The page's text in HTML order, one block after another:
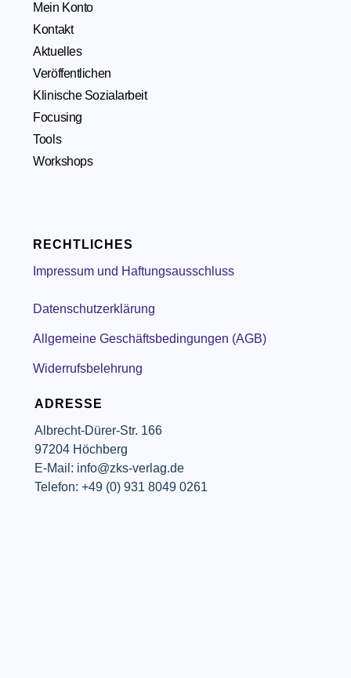
ADRESSE
Albrecht-Dürer-Str. 166
97204 Höchberg
E-Mail: info@zks-verlag.de
Telefon: +49 (0) 931 8049 0261
RECHTLICHES
Impressum und Haftungsausschluss
Datenschutzerklärung
Allgemeine Geschäftsbedingungen (AGB)
Widerrufsbelehrung
Mein Konto
Kontakt
Aktuelles
Veröffentlichen
Klinische Sozialarbeit
Focusing
Tools
Workshops